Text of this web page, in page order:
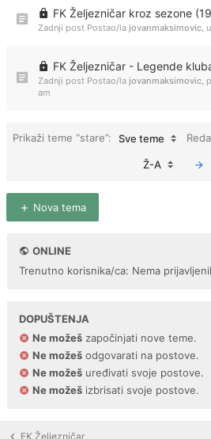
FK Željezničar kroz sezone
Zadnji post Postao/la jovanmaksimovic,
FK Željezničar - Legende
Zadnji post Postao/la jovanmaksimovic,
am
Prikaži teme “stare”: Sve teme
Ž-A
Nova tema
ONLINE
Trenutno korisnika/ca: Nema
DOPUŠTENJA
Ne možeš započinjati nove teme.
Ne možeš odgovarati na postove.
Ne možeš uređivati svoje postove.
Ne možeš izbrisati svoje postove.
FK Željezničar